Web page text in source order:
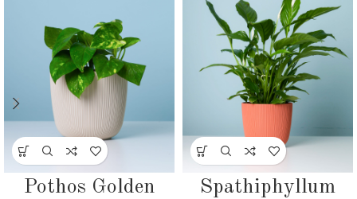
Pothos Golden Spathiphyllum